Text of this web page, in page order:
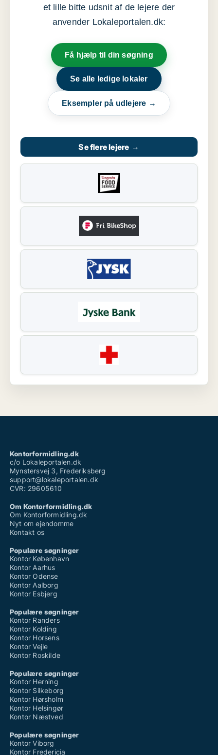
et lille bitte udsnit af de lejere der
anvender Lokaleportalen.dk:
Få hjælp til din søgning
Se alle ledige lokaler
Eksempler på udlejere →
Se flere lejere →
Kontorformidling.dk
c/o Lokaleportalen.dk
Mynstersvej 3, Frederiksberg
support@lokaleportalen.dk
CVR: 29605610
Om Kontorformidling.dk
Om Kontorformidling.dk
Nyt om ejendomme
Kontakt os
Populære søgninger
Kontor København
Kontor Aarhus
Kontor Odense
Kontor Aalborg
Kontor Esbjerg
Populære søgninger
Kontor Randers
Kontor Kolding
Kontor Horsens
Kontor Vejle
Kontor Roskilde
Populære søgninger
Kontor Herning
Kontor Silkeborg
Kontor Hørsholm
Kontor Helsingør
Kontor Næstved
Populære søgninger
Kontor Viborg
Kontor Fredericia